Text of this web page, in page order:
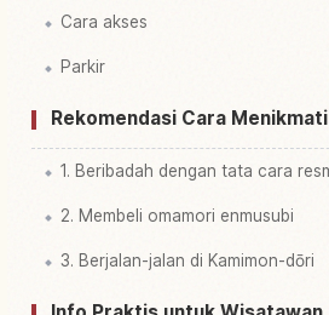
Cara akses
Parkir
Rekomendasi Cara
1. Beribadah dengan tata cara
2. Membeli omamori enmusubi
3. Berjalan-jalan di Kamimon-dōri